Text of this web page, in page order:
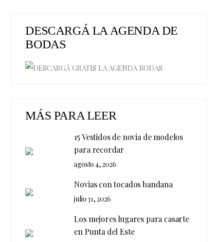
DESCARGÁ LA AGENDA DE
BODAS
MÁS PARA LEER
15 Vestidos de novia de modelos
para recordar
agosto 4, 2026
Novias con tocados bandana
julio 31, 2026
Los mejores lugares para casarte
en Punta del Este